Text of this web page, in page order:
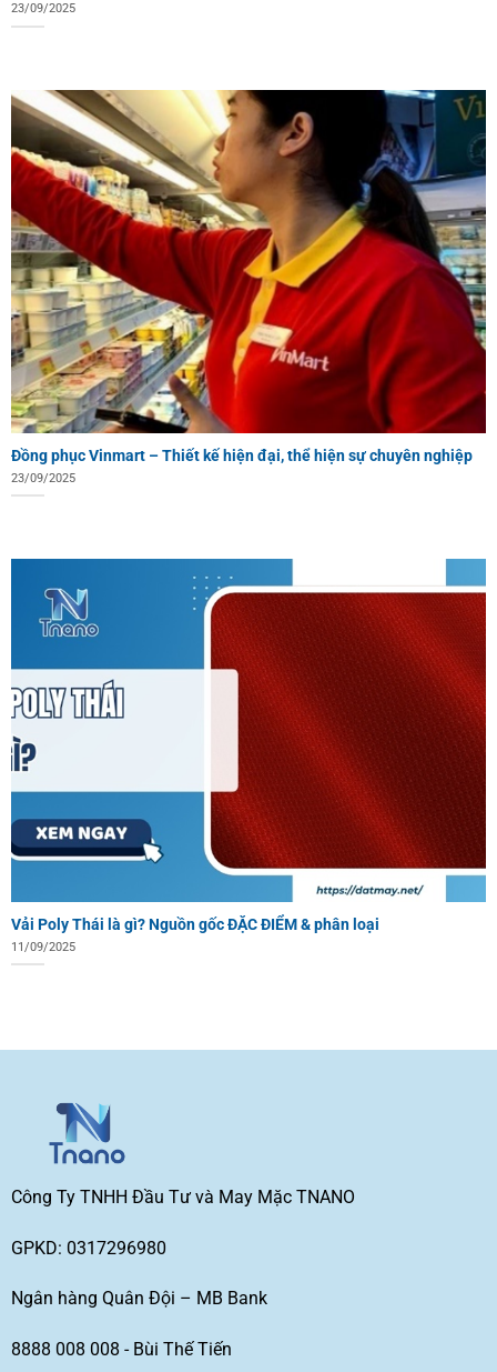
23/09/2025
Đồng phục Vinmart – Thiết kế hiện đại, thể hiện sự chuyên nghiệp
23/09/2025
Vải Poly Thái là gì? Nguồn gốc ĐẶC ĐIỂM & phân loại
11/09/2025
Công Ty TNHH Đầu Tư và May Mặc TNANO
GPKD: 0317296980
Ngân hàng Quân Đội – MB Bank
8888 008 008 - Bùi Thế Tiến